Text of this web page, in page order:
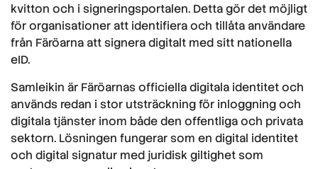
kvitton och i signeringsportalen. Detta gör det möjligt
för organisationer att identifiera och tillåta användare
från Färöarna att signera digitalt med sitt nationella
eID.
Samleikin är Färöarnas officiella digitala identitet och
används redan i stor utsträckning för inloggning och
digitala tjänster inom både den offentliga och privata
sektorn. Lösningen fungerar som en digital identitet
och digital signatur med juridisk giltighet som